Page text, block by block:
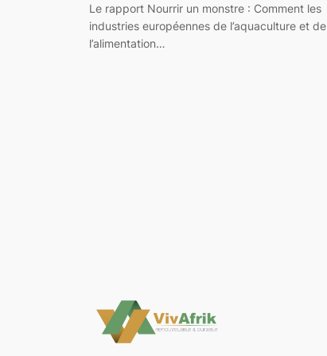
Le rapport Nourrir un monstre : Comment les
industries européennes de l’aquaculture et de
l’alimentation…